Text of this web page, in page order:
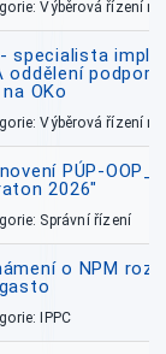
Výběrová řízení
specialista
oddělení
OKo
Výběrová řízení
PÚP-
2026"
Správní řízení
o NPM
IPPC